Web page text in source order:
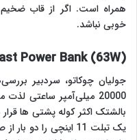
همراه است. اگر از قاب
خوبی نباشد.
Power Bank (63W)
20000 میلی‌آمپر ساعتی
بالشتک اکثر کوله پشتی ها